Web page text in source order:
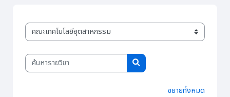
ประเภทของรายวิชา
ค้นหารายวิชา
ค้นหารายวิชา
ขยายทั้งหมด